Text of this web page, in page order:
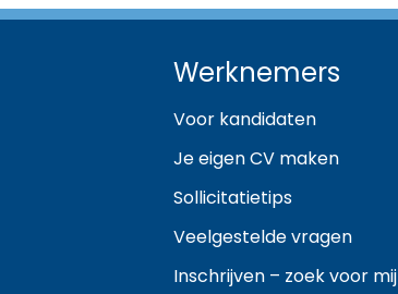
Werknemers
Voor kandidaten
Je eigen CV maken
Sollicitatietips
Veelgestelde vragen
Inschrijven – zoek voor mij